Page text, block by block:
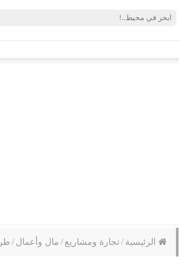
الرئيسية /تجارة ومشاريع / مال وأعمال /